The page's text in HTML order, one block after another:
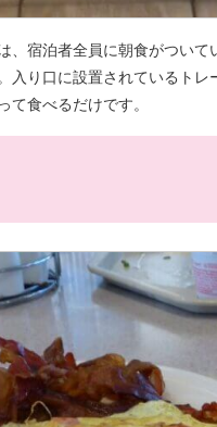
、宿泊者全員に朝食がつい
入り口に設置されているト
て食べるだけです。